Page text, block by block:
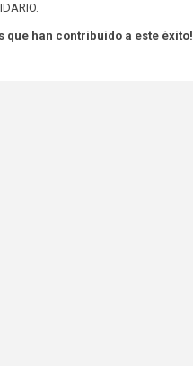
que han contribuido a este éxito!